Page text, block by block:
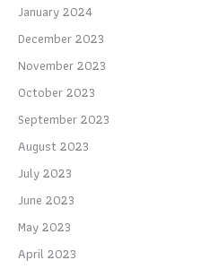
January 2024
December 2023
November 2023
October 2023
September 2023
August 2023
July 2023
June 2023
May 2023
April 2023